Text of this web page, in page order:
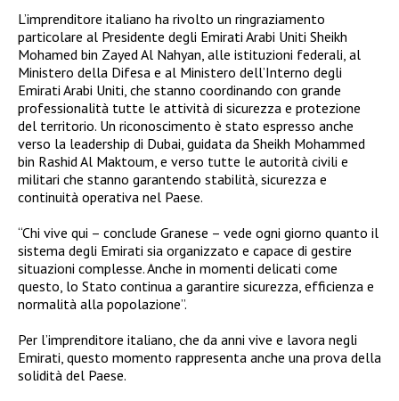
L’imprenditore italiano ha rivolto un ringraziamento
particolare al Presidente degli Emirati Arabi Uniti Sheikh
Mohamed bin Zayed Al Nahyan, alle istituzioni federali, al
Ministero della Difesa e al Ministero dell’Interno degli
Emirati Arabi Uniti, che stanno coordinando con grande
professionalità tutte le attività di sicurezza e protezione
del territorio. Un riconoscimento è stato espresso anche
verso la leadership di Dubai, guidata da Sheikh Mohammed
bin Rashid Al Maktoum, e verso tutte le autorità civili e
militari che stanno garantendo stabilità, sicurezza e
continuità operativa nel Paese.
“Chi vive qui – conclude Granese – vede ogni giorno quanto il
sistema degli Emirati sia organizzato e capace di gestire
situazioni complesse. Anche in momenti delicati come
questo, lo Stato continua a garantire sicurezza, efficienza e
normalità alla popolazione”.
Per l’imprenditore italiano, che da anni vive e lavora negli
Emirati, questo momento rappresenta anche una prova della
solidità del Paese.